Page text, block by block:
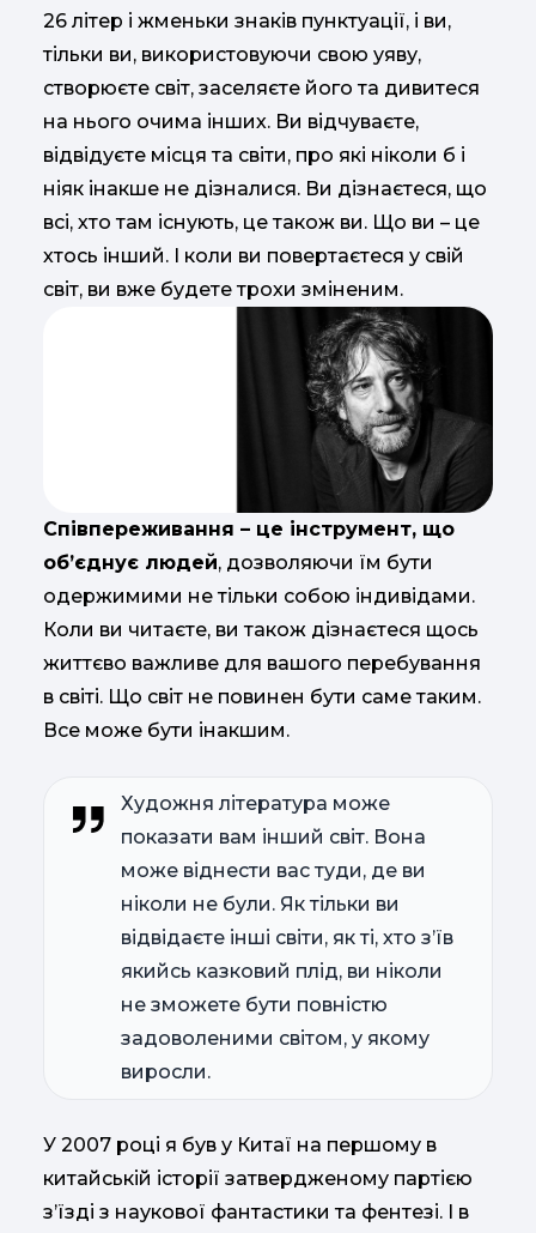
26 літер і жменьки знаків пунктуації, і ви,
тільки ви, використовуючи свою уяву,
створюєте світ, заселяєте його та дивитеся
на нього очима інших. Ви відчуваєте,
відвідуєте місця та світи, про які ніколи б і
ніяк інакше не дізналися. Ви дізнаєтеся, що
всі, хто там існують, це також ви. Що ви – це
хтось інший. І коли ви повертаєтеся у свій
світ, ви вже будете трохи зміненим.
Співпереживання – це інструмент, що
об’єднує людей, дозволяючи їм бути
одержимими не тільки собою індивідами.
Коли ви читаєте, ви також дізнаєтеся щось
життєво важливе для вашого перебування
в світі. Що світ не повинен бути саме таким.
Все може бути інакшим.
Художня література може
показати вам інший світ. Вона
може віднести вас туди, де ви
ніколи не були. Як тільки ви
відвідаєте інші світи, як ті, хто з’їв
якийсь казковий плід, ви ніколи
не зможете бути повністю
задоволеними світом, у якому
виросли.
У 2007 році я був у Китаї на першому в
китайській історії затвердженому партією
з’їзді з наукової фантастики та фентезі. І в